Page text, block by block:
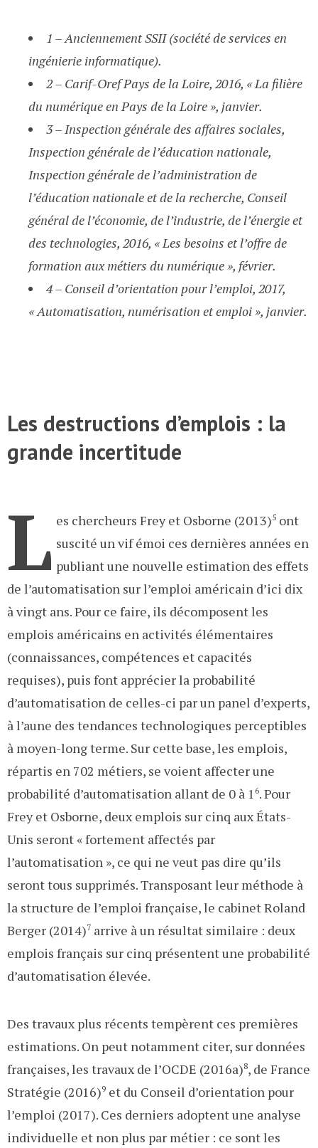
1 – Anciennement SSII (société de services en
ingénierie informatique).
2 – Carif-Oref Pays de la Loire, 2016, « La filière
du numérique en Pays de la Loire », janvier.
3 – Inspection générale des affaires sociales,
Inspection générale de l’éducation nationale,
Inspection générale de l’administration de
l’éducation nationale et de la recherche, Conseil
général de l’économie, de l’industrie, de l’énergie et
des technologies, 2016, « Les besoins et l’offre de
formation aux métiers du numérique », février.
4 – Conseil d’orientation pour l’emploi, 2017,
« Automatisation, numérisation et emploi », janvier.
Les destructions d’emplois : la
grande incertitude
L es chercheurs Frey et Osborne (2013)5 ont
suscité un vif émoi ces dernières années en
publiant une nouvelle estimation des effets
de l’automatisation sur l’emploi américain d’ici dix
à vingt ans. Pour ce faire, ils décomposent les
emplois américains en activités élémentaires
(connaissances, compétences et capacités
requises), puis font apprécier la probabilité
d’automatisation de celles-ci par un panel d’experts,
à l’aune des tendances technologiques perceptibles
à moyen-long terme. Sur cette base, les emplois,
répartis en 702 métiers, se voient affecter une
probabilité d’automatisation allant de 0 à 16. Pour
Frey et Osborne, deux emplois sur cinq aux États-
Unis seront « fortement affectés par
l’automatisation », ce qui ne veut pas dire qu’ils
seront tous supprimés. Transposant leur méthode à
la structure de l’emploi française, le cabinet Roland
Berger (2014)7 arrive à un résultat similaire : deux
emplois français sur cinq présentent une probabilité
d’automatisation élevée.
Des travaux plus récents tempèrent ces premières
estimations. On peut notamment citer, sur données
françaises, les travaux de l’OCDE (2016a)8, de France
Stratégie (2016)9 et du Conseil d’orientation pour
l’emploi (2017). Ces derniers adoptent une analyse
individuelle et non plus par métier : ce sont les